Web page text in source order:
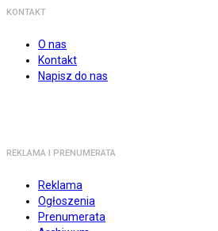
KONTAKT
O nas
Kontakt
Napisz do nas
REKLAMA I PRENUMERATA
Reklama
Ogłoszenia
Prenumerata